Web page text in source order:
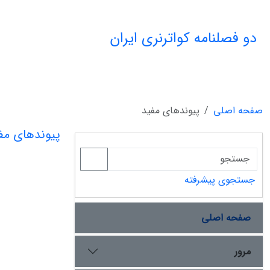
دو فصلنامه کواترنری ایران
صفحه اصلی پیوندهای مفید
جستجوی پیشرفته
صفحه اصلی
مرور
پیوندهای